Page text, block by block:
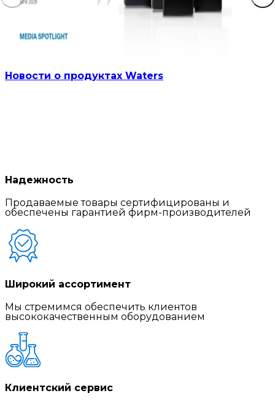
Новости о продуктах Waters
Надежность
Продаваемые товары сертифицированы и
обеспечены гарантией фирм-производителей
Широкий ассортимент
Мы стремимся обеспечить клиентов
высококачественным оборудованием
Клиентский сервис